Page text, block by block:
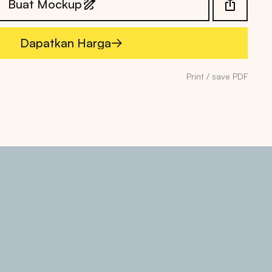
Buat Mockup
Dapatkan Harga
Dapatkan Harga
Print / save PDF